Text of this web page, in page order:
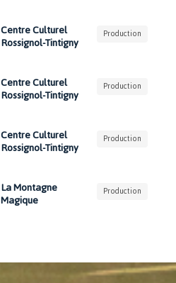
Centre Culturel
Rossignol-Tintigny Production
Centre Culturel
Rossignol-Tintigny Production
Centre Culturel
Rossignol-Tintigny Production
La Montagne
Magique Production